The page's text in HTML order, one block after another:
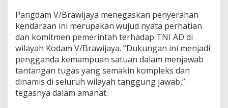
r
a
w
i
j
a
y
a
Pangdam V/Brawijaya menegaskan penyerahan
kendaraan ini merupakan wujud nyata perhatian
dan komitmen pemerintah terhadap TNI AD di
wilayah Kodam V/Brawijaya. “Dukungan ini menjadi
pengganda kemampuan satuan dalam menjawab
tantangan tugas yang semakin kompleks dan
dinamis di seluruh wilayah tanggung jawab,”
tegasnya dalam amanat.